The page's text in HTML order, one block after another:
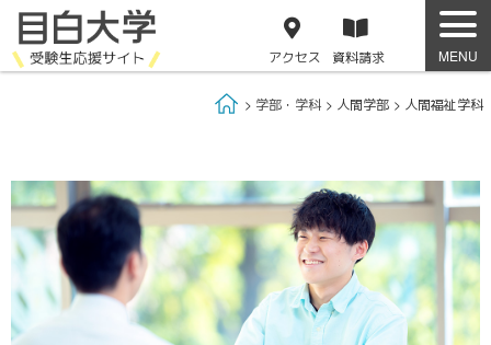
アクセス 資料請求
Home
学部・学科 人間学部 人間福祉学科